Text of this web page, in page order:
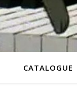
CATALOGUE